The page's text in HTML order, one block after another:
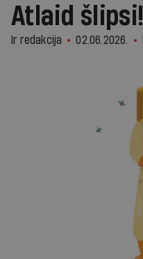
Atlaid šlipsi!
Ir redakcija 02.06.2026.